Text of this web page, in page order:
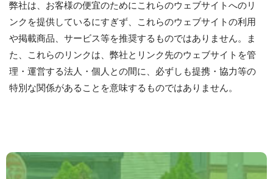
弊社は、お客様の便宜のためにこれらのウェブサイトへのリ
ンクを提供しているにすぎず、これらのウェブサイトの利用
や掲載商品、サービス等を推奨するものではありません。ま
た、これらのリンクは、弊社とリンク先のウェブサイトを管
理・運営する法人・個人との間に、必ずしも提携・協力等の
特別な関係があることを意味するものではありません。